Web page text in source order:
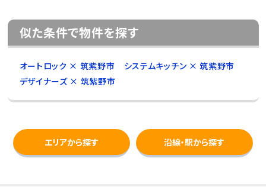
似た条件で物件を探す
オートロック × 筑紫野市
システムキッチン × 筑紫野市
デザイナーズ × 筑紫野市
エリアから探す 沿線・駅から探す